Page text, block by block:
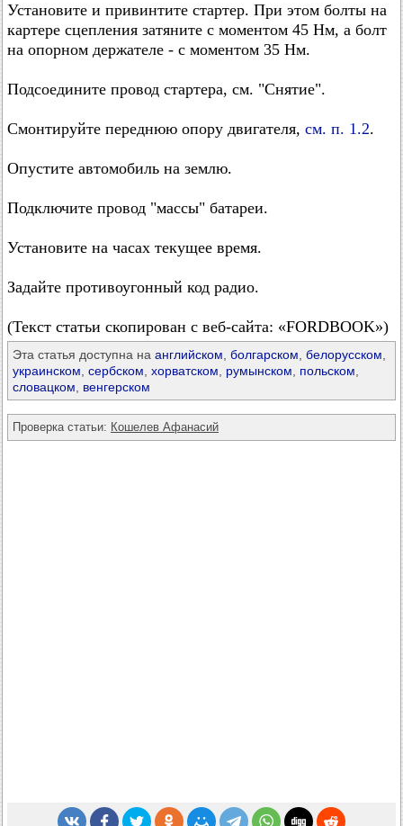
Установите и привинтите стартер. При этом болты на
картере сцепления затяните с моментом 45 Нм, а болт
на опорном держателе - с моментом 35 Нм.
Подсоедините провод стартера, см. "Снятие".
Смонтируйте переднюю опору двигателя, см. п. 1.2.
Опустите автомобиль на землю.
Подключите провод "массы" батареи.
Установите на часах текущее время.
Задайте противоугонный код радио.
(Текст статьи скопирован с веб-сайта: «FORDBOOK»)
Эта статья доступна на английском болгарском белорусском
украинском сербском хорватском румынском польском
словацком
венгерском
Проверка статьи: Кошелев Афанасий